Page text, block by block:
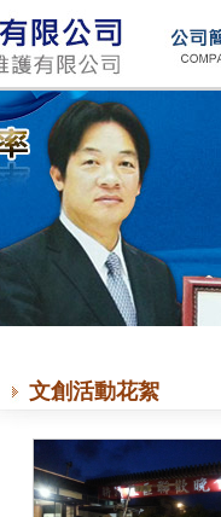
文創活動花絮